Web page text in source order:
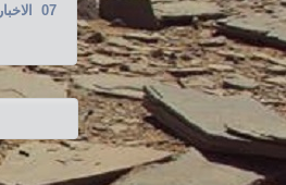
الاخبار11
07